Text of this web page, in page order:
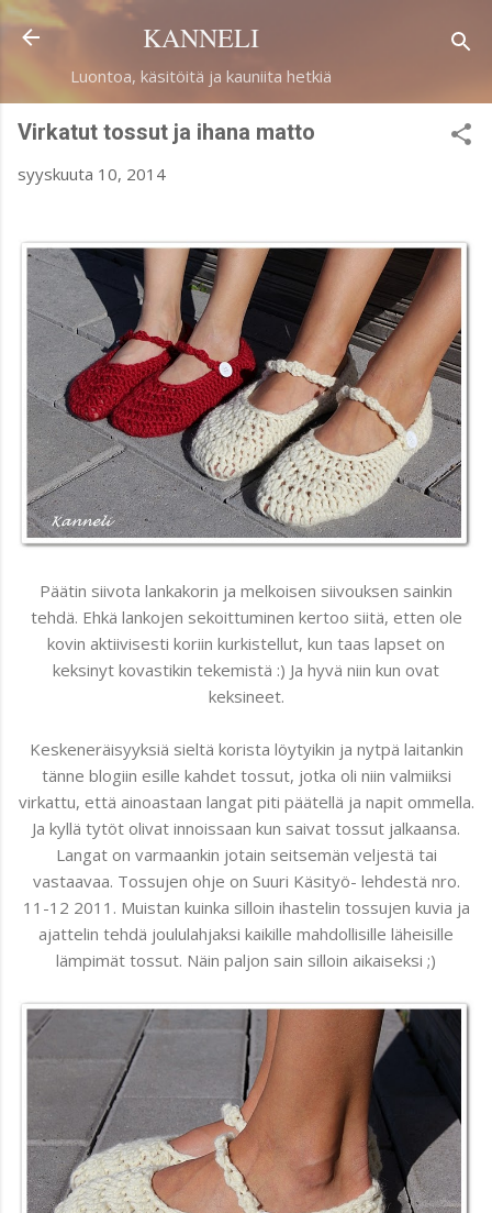
Siirry pääsisältöön
KANNELI
Luontoa, käsitöitä ja kauniita hetkiä
Virkatut tossut ja ihana matto
syyskuuta 10, 2014
Päätin siivota lankakorin ja melkoisen siivouksen sainkin
tehdä. Ehkä lankojen sekoittuminen kertoo siitä, etten ole
kovin aktiivisesti koriin kurkistellut, kun taas lapset on
keksinyt kovastikin tekemistä :) Ja hyvä niin kun ovat
keksineet.
Keskeneräisyyksiä sieltä korista löytyikin ja nytpä laitankin
tänne blogiin esille kahdet tossut, jotka oli niin valmiiksi
virkattu, että ainoastaan langat piti päätellä ja napit ommella.
Ja kyllä tytöt olivat innoissaan kun saivat tossut jalkaansa.
Langat on varmaankin jotain seitsemän veljestä tai
vastaavaa. Tossujen ohje on Suuri Käsityö- lehdestä nro.
11-12 2011. Muistan kuinka silloin ihastelin tossujen kuvia ja
ajattelin tehdä joululahjaksi kaikille mahdollisille läheisille
lämpimät tossut. Näin paljon sain silloin aikaiseksi ;)